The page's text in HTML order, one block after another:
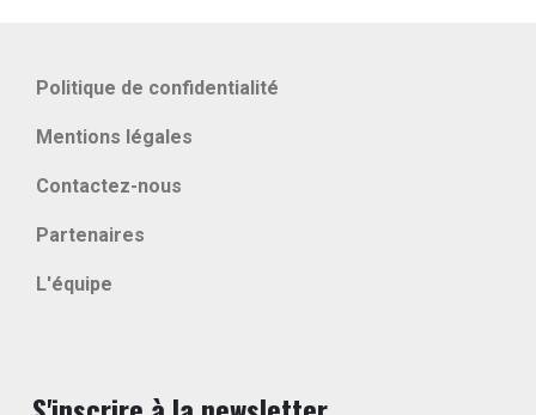
Politique de confidentialité
Mentions légales
Contactez-nous
Partenaires
L'équipe